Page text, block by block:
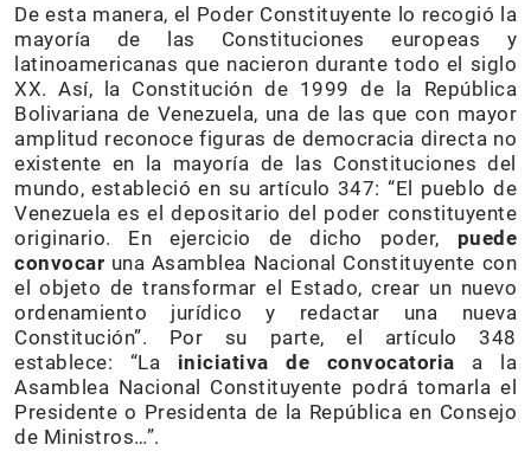
De esta manera, el Poder Constituyente lo recogió la
mayoría de las Constituciones europeas y
latinoamericanas que nacieron durante todo el siglo
XX. Así, la Constitución de 1999 de la República
Bolivariana de Venezuela, una de las que con mayor
amplitud reconoce figuras de democracia directa no
existente en la mayoría de las Constituciones del
mundo, estableció en su artículo 347: “El pueblo de
Venezuela es el depositario del poder constituyente
originario. En ejercicio de dicho poder, puede
convocar una Asamblea Nacional Constituyente con
el objeto de transformar el Estado, crear un nuevo
ordenamiento jurídico y redactar una nueva
Constitución”. Por su parte, el artículo 348
establece: “La iniciativa de convocatoria a la
Asamblea Nacional Constituyente podrá tomarla el
Presidente o Presidenta de la República en Consejo
de Ministros…”.